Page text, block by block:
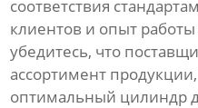
соответствия
клиентов и опыт
убедитесь, что
ассортимент
оптимальный цилиндр